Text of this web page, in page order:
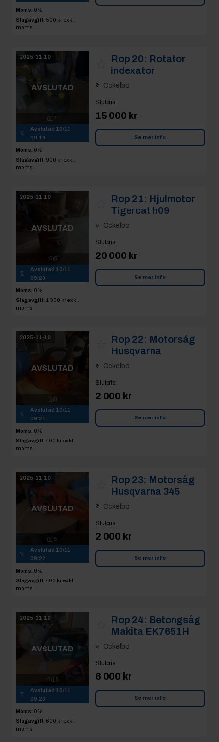
Moms: 0%
Slagavgift: 500 kr exkl.
moms
2025-11-10
AVSLUTAD
7
Avslutad 10/11
09:19
Moms: 0%
Slagavgift: 900 kr exkl.
moms
Rop 20: Rotator
indexator
Ockelbo
Slutpris:
15 000 kr
Se mer info
2025-11-10
AVSLUTAD
5
Avslutad 10/11
09:20
Moms: 0%
Slagavgift: 1 300 kr exkl.
moms
Rop 21: Hjulmotor
Tigercat h09
Ockelbo
Slutpris:
20 000 kr
Se mer info
2025-11-10
AVSLUTAD
8
Avslutad 10/11
09:21
Moms: 0%
Slagavgift: 400 kr exkl.
moms
Rop 22: Motorsåg
Husqvarna
Ockelbo
Slutpris:
2 000 kr
Se mer info
2025-11-10
AVSLUTAD
6
Avslutad 10/11
09:22
Moms: 0%
Slagavgift: 400 kr exkl.
moms
Rop 23: Motorsåg
Husqvarna 345
Ockelbo
Slutpris:
2 000 kr
Se mer info
2025-11-10
AVSLUTAD
15
Avslutad 10/11
09:23
Moms: 0%
Slagavgift: 600 kr exkl.
moms
Rop 24: Betongsåg
Makita EK7651H
Ockelbo
Slutpris:
6 000 kr
Se mer info